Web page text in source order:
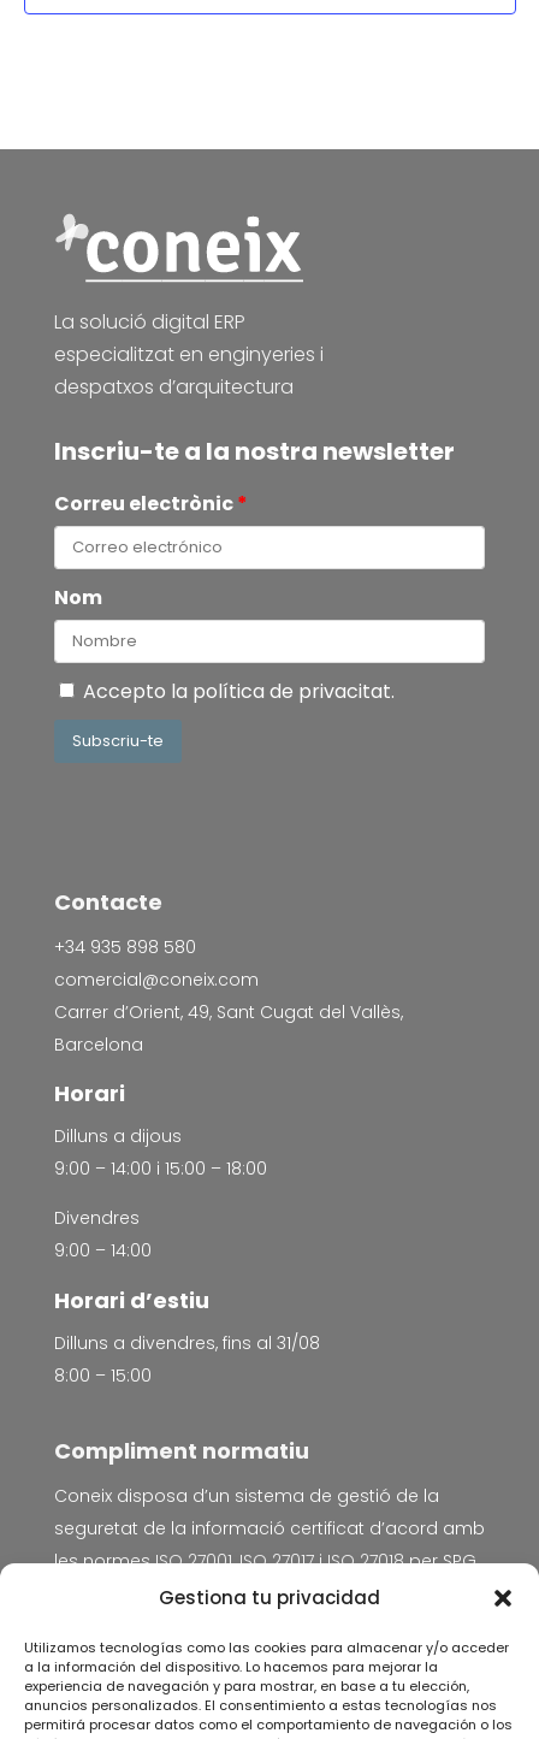
Gestiona tu privacidad
Utilizamos tecnologías como las cookies para almacenar y/o acceder
a la información del dispositivo. Lo hacemos para mejorar la
experiencia de navegación y para mostrar, en base a tu elección,
anuncios personalizados. El consentimiento a estas tecnologías nos
permitirá procesar datos como el comportamiento de navegación o los
La solució digital ERP
especialitzat en enginyeries i
despatxos d’arquitectura
Inscriu-te a la nostra newsletter
Correu electrònic*
Nom
Accepto la política de privacitat.
Subscriu-te
Contacte
+34 935 898 580
comercial@coneix.com
Carrer d’Orient, 49, Sant Cugat del Vallès,
Barcelona
Horari
Dilluns a dijous
9:00 – 14:00 i 15:00 – 18:00
Divendres
9:00 – 14:00
Horari d’estiu
Dilluns a divendres, fins al 31/08
8:00 – 15:00
Compliment normatiu
Coneix disposa d’un sistema de gestió de la
seguretat de la informació certificat d’acord amb
les normesISO 27001, ISO 27017 i ISO 27018per SPG
Certificación.
Avís Legal
Política de privacitat
Política de cookies